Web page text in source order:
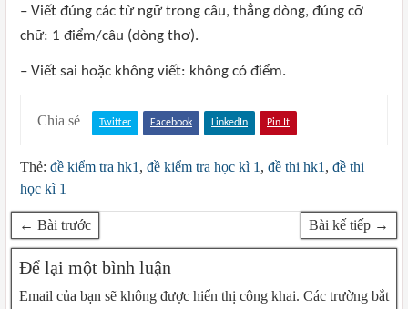
– Viết đúng các từ ngữ trong câu, thẳng dòng, đúng cỡ
chữ: 1 điểm/câu (dòng thơ).
– Viết sai hoặc không viết: không có điểm.
Chia sẻ Twitter Facebook LinkedIn Pin It
Thẻ: đề kiểm tra hk1 , đề kiểm tra học kì 1 , đề thi hk1 , đề thi
học kì 1
← Bài trước Bài kế tiếp →
Để lại một bình luận
Email của bạn sẽ không được hiển thị công khai. Các trường bắt